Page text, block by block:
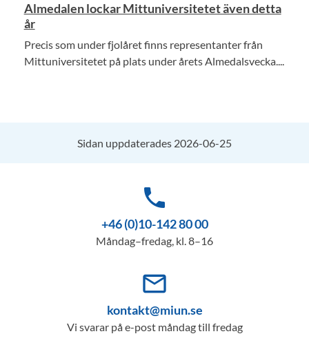
Almedalen lockar Mittuniversitetet även detta
år
Precis som under fjolåret finns representanter från
Mittuniversitetet på plats under årets Almedalsvecka....
Sidan uppdaterades 2026-06-25
phone
+46 (0)10-142 80 00
Måndag–fredag, kl. 8–16
mail_outline
kontakt@miun.se
Vi svarar på e-post måndag till fredag